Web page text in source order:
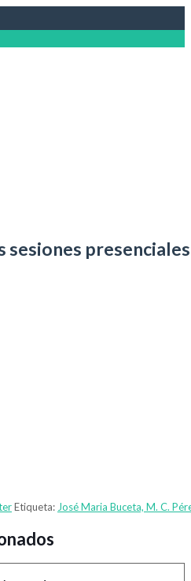
sesiones presenciales
Etiqueta: José Maria Buceta, M. C.